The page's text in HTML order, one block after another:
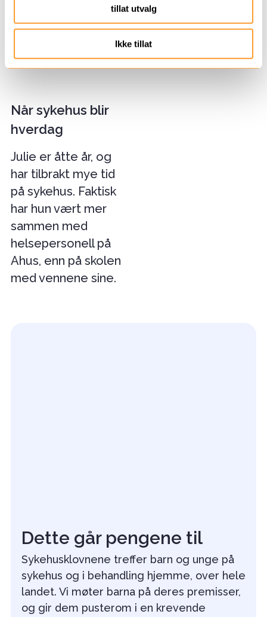
tillat utvalg
Ikke tillat
Når sykehus blir
hverdag
​​​​​​​Julie er åtte år, og
har tilbrakt mye tid
på sykehus. Faktisk
har hun vært mer
sammen med
helsepersonell på
Ahus, enn på skolen
med vennene sine.
Dette går pengene til
Sykehusklovnene treffer barn og unge på
sykehus og i behandling hjemme, over hele
landet. Vi møter barna på deres premisser,
og gir dem pusterom i en krevende